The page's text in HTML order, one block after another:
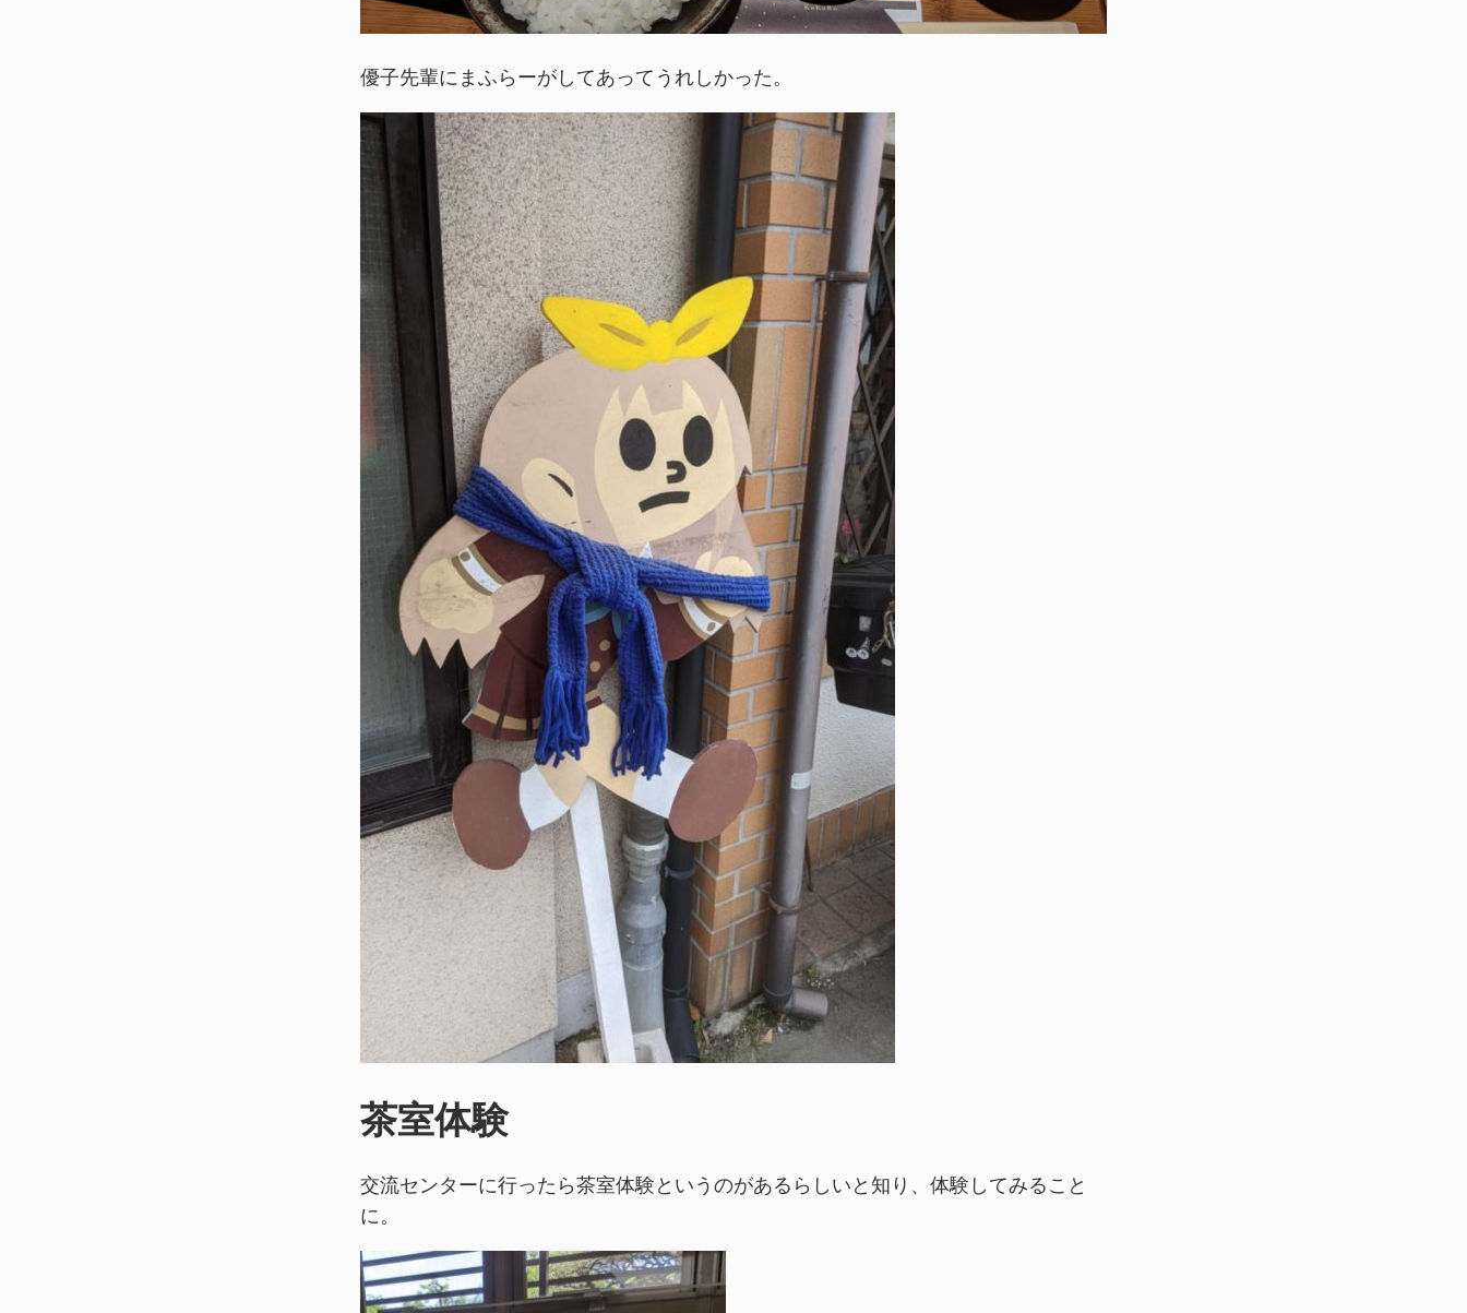
優子先輩にまふらーがしてあってうれしかった。
茶室体験
交流センターに行ったら茶室体験というのがあるらしいと知り、体験してみること
に。